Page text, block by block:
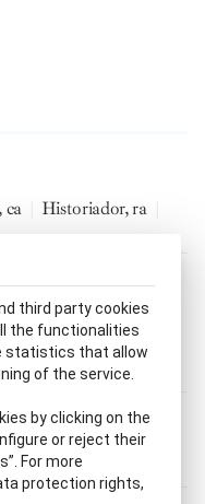
ca Historiador, ra
de Bones Lletres
|Escritor, ra|
third party cookies
the functionalities
statistics that allow
of the service.
by clicking on the
or reject their
For more
protection rights,